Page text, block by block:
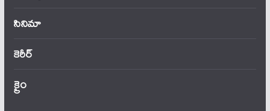
సినిమా
కెరీర్
క్రైం